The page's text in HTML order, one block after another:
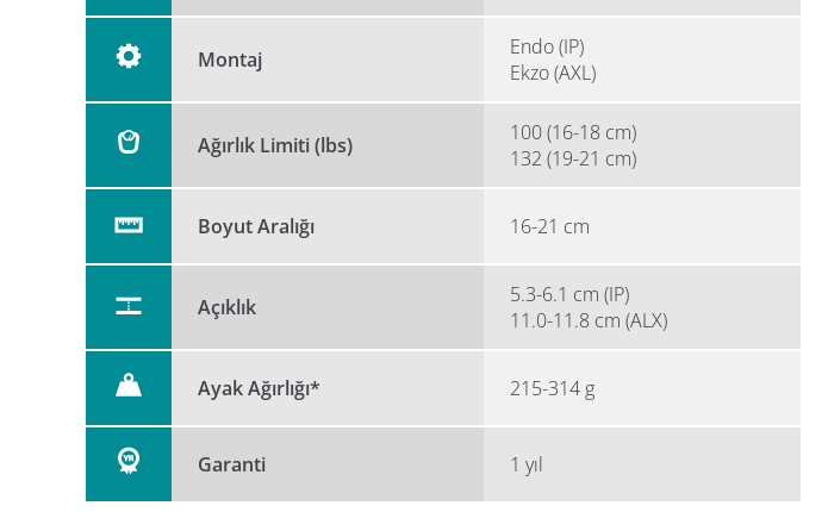
Montaj
Endo (IP)
Ekzo (AXL)
Ağırlık Limiti (lbs)
100 (16-18 cm)
132 (19-21 cm)
Boyut Aralığı 16-21 cm
Açıklık
5.3-6.1 cm (IP)
11.0-11.8 cm (ALX)
Ayak Ağırlığı* 215-314 g
Garanti 1 yıl